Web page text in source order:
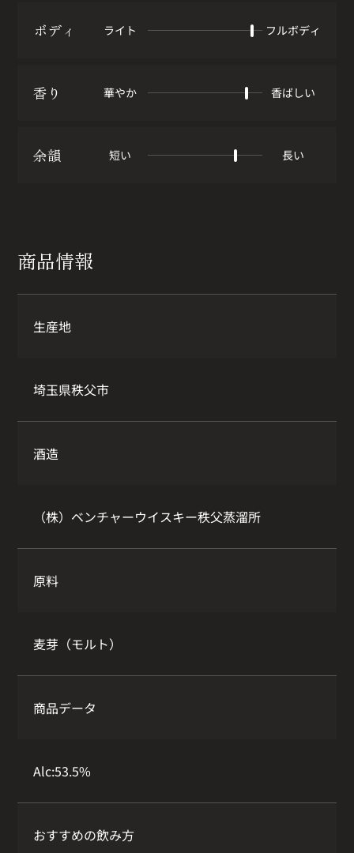
ボディ ライト フルボディ
香り 華やか 香ばしい
余韻 短い 長い
商品情報
生産地
埼玉県秩父市
酒造
（株）ベンチャーウイスキー秩父蒸溜所
原料
麦芽（モルト）
商品データ
Alc:53.5%
おすすめの飲み方